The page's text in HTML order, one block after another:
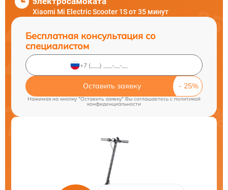
Xiaomi Mi Electric Scooter 1S от 35 минут
Бесплатная консультация со
специалистом
Оставить заявку
Нажимая на кнопку "Оставить заявку" Вы соглашаетесь cполитикой
конфиденциальности